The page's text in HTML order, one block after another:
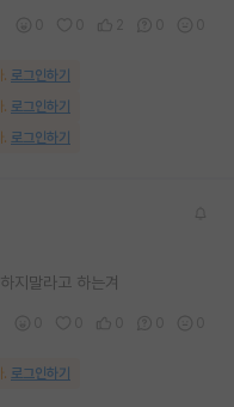
. 로그인하기
. 로그인하기
. 로그인하기
지말라고 하는겨
. 로그인하기